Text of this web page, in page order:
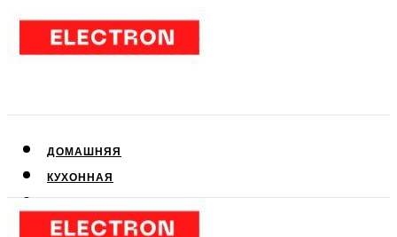
ДОМАШНЯЯ
КУХОННАЯ
КЛИМАТИЧЕСКАЯ